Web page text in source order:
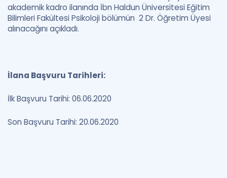
ÖSYM Sınav Takvimi
Kampanyalar
İngilizce Gramer
akademik kadro ilanında İbn Haldun Üniversitesi Eğitim
Bilimleri Fakültesi Psikoloji bölümün 2 Dr. Öğretim Üyesi
alınacağını açıkladı.
İlana Başvuru Tarihleri:
İlk Başvuru Tarihi: 06.06.2020
Son Başvuru Tarihi: 20.06.2020